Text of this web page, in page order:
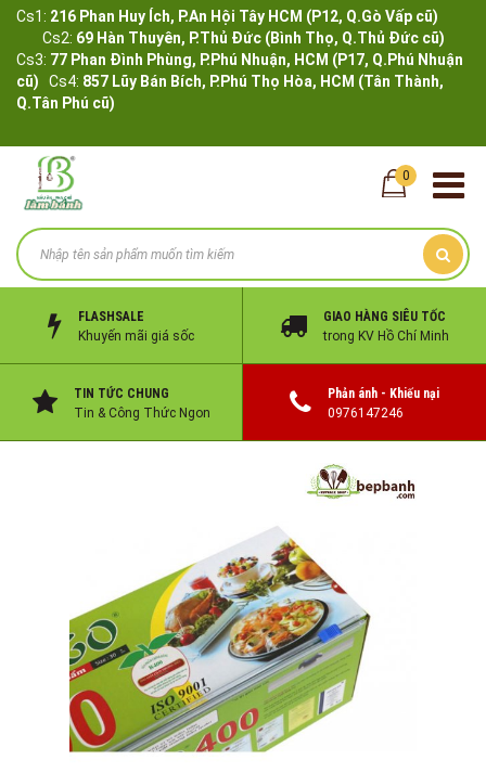
Cs1: 216 Phan Huy Ích, P.An Hội Tây HCM (P12, Q.Gò Vấp cũ)
Cs2: 69 Hàn Thuyên, P.Thủ Đức (Bình Thọ, Q.Thủ Đức cũ)
Cs3: 77 Phan Đình Phùng, P.Phú Nhuận, HCM (P17, Q.Phú Nhuận
cũ) Cs4: 857 Lũy Bán Bích, P.Phú Thọ Hòa, HCM (Tân Thành,
Q.Tân Phú cũ)
0
FLASHSALE
Khuyến mãi giá sốc
GIAO HÀNG SIÊU TỐC
trong KV Hồ Chí Minh
TIN TỨC CHUNG
Tin & Công Thức Ngon
Phản ánh - Khiếu nại
0976147246